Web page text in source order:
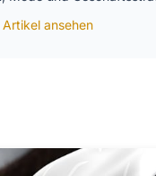
Artikel ansehen